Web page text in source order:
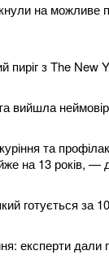
на можливе
пиріг з The New
вийшла
та
на 13 років, —
готується за
експерти дали